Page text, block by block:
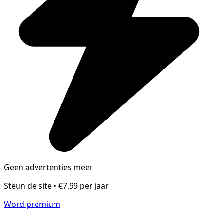
Geen advertenties meer
Steun de site • €7,99 per jaar
Word premium